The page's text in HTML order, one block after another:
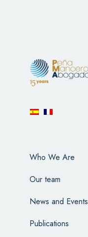
Who We Are
Our team
News and Events
Publications